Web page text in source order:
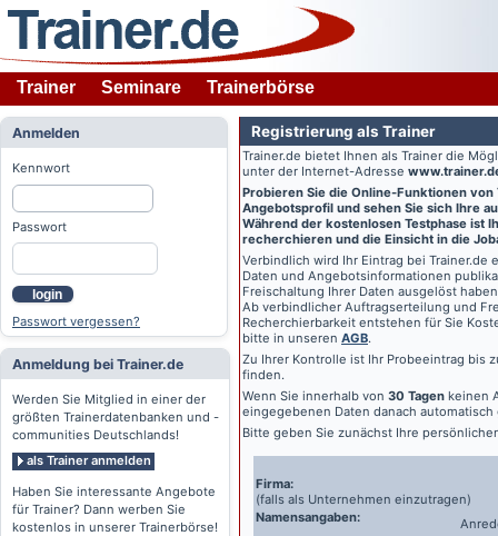
Trainer Seminare Trainerbörse
Anmelden
Kennwort
Passwort
login
Passwort vergessen?
Anmeldung bei Trainer.de
Werden Sie Mitglied in einer der
größten Trainerdatenbanken und -
communities Deutschlands!
als Trainer anmelden
Haben Sie interessante Angebote
für Trainer? Dann werben Sie
kostenlos in unserer Trainerbörse!
Registrierung als Trainer
Trainer.de bietet Ihnen als Trainer die
unter der Internet-Adresse
Probieren Sie die Online-Funktionen von
Angebotsprofil und sehen Sie sich Ihre
Während der kostenlosen Testphase ist
recherchieren und die Einsicht in die
Verbindlich wird Ihr Eintrag bei Trainer.de
Daten und Angebotsinformationen
Freischaltung Ihrer Daten ausgelöst
Ab verbindlicher Auftragserteilung und
Recherchierbarkeit entstehen für Sie
bitte in unseren AGB.
Zu Ihrer Kontrolle ist Ihr Probeeintrag bis
finden.
Wenn Sie innerhalb von 30 Tagen keinen
eingegebenen Daten danach automatisch
Bitte geben Sie zunächst Ihre
Firma:
(falls als Unternehmen einzutragen)
Namensangaben: